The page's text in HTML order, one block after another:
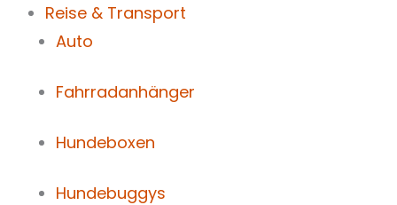
Reise & Transport
Auto
Fahrradanhänger
Hundeboxen
Hundebuggys